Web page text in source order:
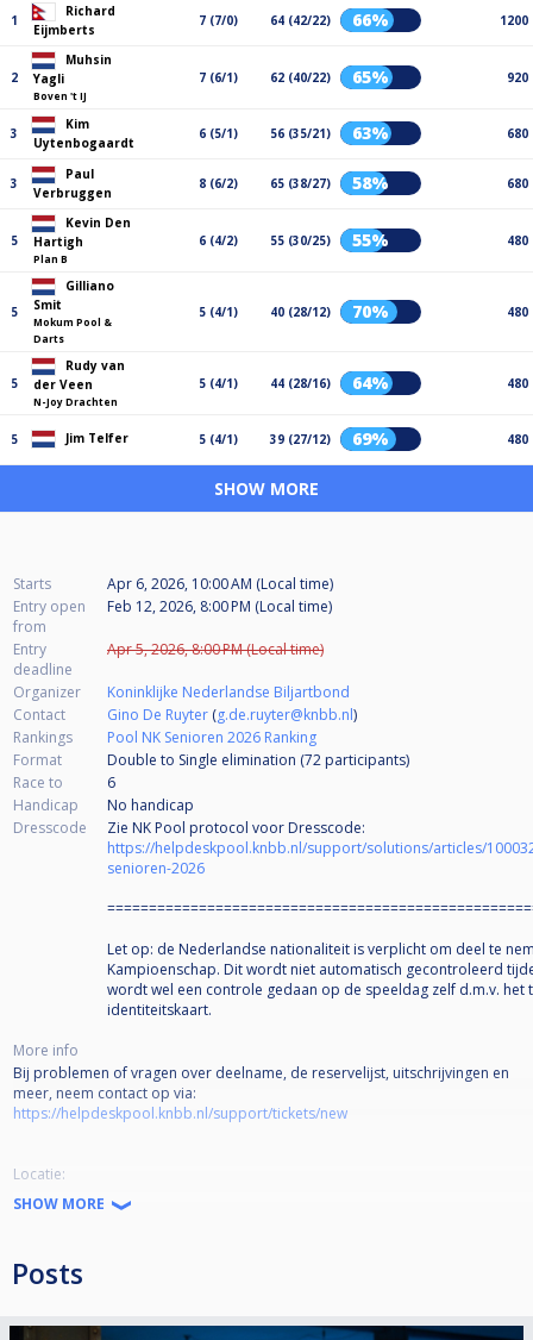
1
Richard
Eijmberts
7 (7/0) 64 (42/22) 66% 1200
2
Muhsin
Yagli
Boven 't IJ
7 (6/1) 62 (40/22) 65% 920
3
Kim
Uytenbogaardt
6 (5/1) 56 (35/21) 63% 680
3
Paul
Verbruggen
8 (6/2) 65 (38/27) 58% 680
5
Kevin Den
Hartigh
Plan B
6 (4/2) 55 (30/25) 55% 480
5
Gilliano
Smit
Mokum Pool &
Darts
5 (4/1) 40 (28/12) 70% 480
5
Rudy van
der Veen
N-Joy Drachten
5 (4/1) 44 (28/16) 64% 480
5 Jim Telfer 5 (4/1) 39 (27/12) 69% 480
SHOW MORE
Starts
Apr 6, 2026, 10:00 AM (Local time)
Entry open
from
Feb 12, 2026, 8:00 PM (Local time)
Entry
deadline
Apr 5, 2026, 8:00 PM (Local time)
Organizer
Koninklijke Nederlandse Biljartbond
Contact
Gino De Ruyter (g.de.ruyter@knbb.nl)
Rankings
Pool NK Senioren 2026 Ranking
Format
Double to Single elimination (72 participants)
Race to
6
Handicap
No handicap
Dresscode
Zie NK Pool protocol voor Dresscode:
https://helpdeskpool.knbb.nl/support/solutions/articles/
senioren-2026
Let op: de Nederlandse nationaliteit is verplicht om deel te
Kampioenschap. Dit wordt niet automatisch gecontroleerd
wordt wel een controle gedaan op de speeldag zelf d.m.v.
identiteitskaart.
More info
Bij problemen of vragen over deelname, de reservelijst, uitschrijvingen en
meer, neem contact op via:
https://helpdeskpool.knbb.nl/support/tickets/new
Locatie:
Focus Billiards
Ammunitiehaven 751-757
Lokaal open: 9:00 uur
SHOW MORE
Posts